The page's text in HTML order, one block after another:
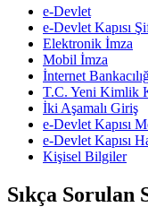
e-Devlet
e-Devlet Kapısı
Elektronik İmza
Mobil İmza
İnternet
T.C. Yeni Kimlik
İki Aşamalı Giriş
e-Devlet Kapısı
e-Devlet Kapısı
Kişisel Bilgiler
Sıkça Sorulan